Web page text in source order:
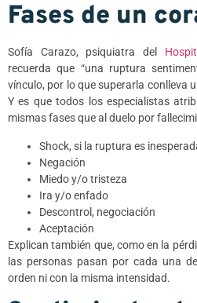
Fases de un
Sofía Carazo, psiquiatra del
recuerda que “una ruptura
vínculo, por lo que superarla conlleva
Y es que todos los especialistas
mismas fases que al duelo por
Shock, si la ruptura es
Negación
Miedo y/o tristeza
Ira y/o enfado
Descontrol, negociación
Aceptación
Explican también que, como en la
las personas pasan por cada una
orden ni con la misma intensidad.